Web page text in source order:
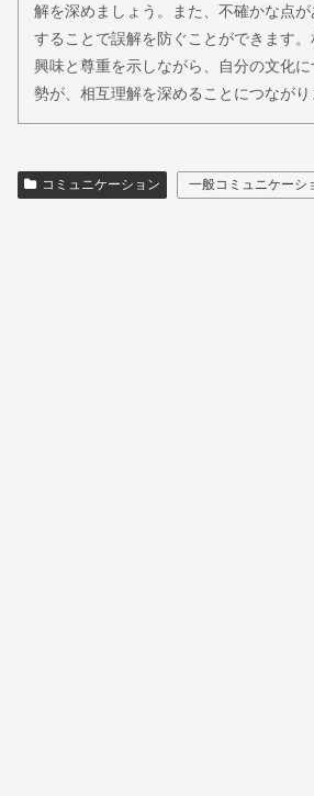
解を深めましょう。また、不確かな点
することで誤解を防ぐことができます
興味と尊重を示しながら、自分の文化
勢が、相互理解を深めることにつながり
コミュニケーション 一般コミュニケーシ